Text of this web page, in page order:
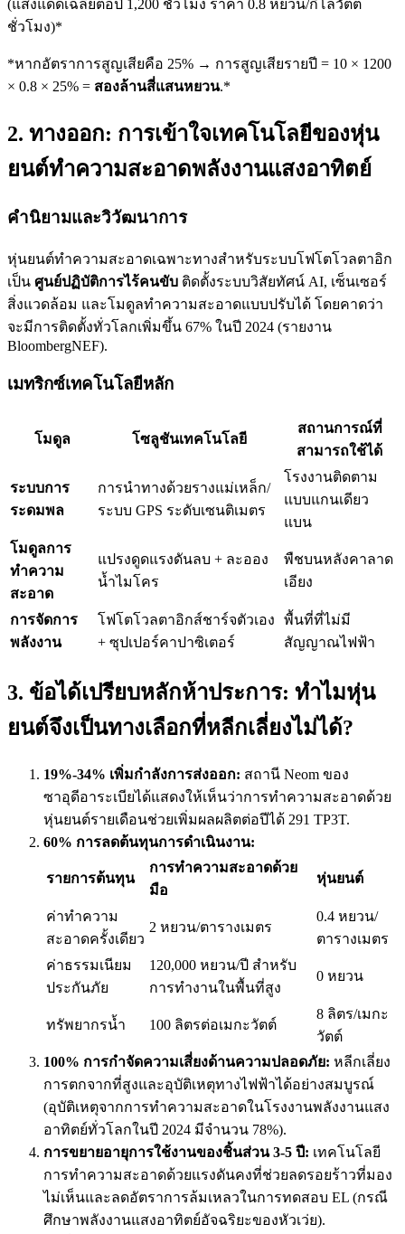
(แสงแดดเฉลี่ยต่อปี 1,200 ชั่วโมง ราคา 0.8 หยวน/กิโลวัตต์
ชั่วโมง)*
*หากอัตราการสูญเสียคือ 25% → การสูญเสียรายปี = 10 × 1200
× 0.8 × 25% = สองล้านสี่แสนหยวน.*
2. ทางออก: การเข้าใจเทคโนโลยีของหุ่น
ยนต์ทำความสะอาดพลังงานแสงอาทิตย์
คำนิยามและวิวัฒนาการ
หุ่นยนต์ทำความสะอาดเฉพาะทางสำหรับระบบโฟโตโวลตาอิก
เป็น ศูนย์ปฏิบัติการไร้คนขับ ติดตั้งระบบวิสัยทัศน์ AI, เซ็นเซอร์
สิ่งแวดล้อม และโมดูลทำความสะอาดแบบปรับได้ โดยคาดว่า
จะมีการติดตั้งทั่วโลกเพิ่มขึ้น 67% ในปี 2024 (รายงาน
BloombergNEF).
เมทริกซ์เทคโนโลยีหลัก
โมดูล โซลูชันเทคโนโลยี
สถานการณ์ที่
สามารถใช้ได้
ระบบการ
ระดมพล
การนำทางด้วยรางแม่เหล็ก/
ระบบ GPS ระดับเซนติเมตร
โรงงานติดตาม
แบบแกนเดียว
แบน
โมดูลการ
ทำความ
สะอาด
แปรงดูดแรงดันลบ + ละออง
น้ำไมโคร
พืชบนหลังคาลาด
เอียง
การจัดการ
พลังงาน
โฟโตโวลตาอิกส์ชาร์จตัวเอง
+ ซุปเปอร์คาปาซิเตอร์
พื้นที่ที่ไม่มี
สัญญาณไฟฟ้า
3. ข้อได้เปรียบหลักห้าประการ: ทำไมหุ่น
ยนต์จึงเป็นทางเลือกที่หลีกเลี่ยงไม่ได้?
19%-34% เพิ่มกำลังการส่งออก: สถานี Neom ของ
ซาอุดีอาระเบียได้แสดงให้เห็นว่าการทำความสะอาดด้วย
หุ่นยนต์รายเดือนช่วยเพิ่มผลผลิตต่อปีได้ 291 TP3T.
60% การลดต้นทุนการดำเนินงาน:
รายการต้นทุน
การทำความสะอาดด้วย
มือ
หุ่นยนต์
ค่าทำความ
สะอาดครั้งเดียว
2 หยวน/ตารางเมตร
0.4 หยวน/
ตารางเมตร
ค่าธรรมเนียม
ประกันภัย
120,000 หยวน/ปี สำหรับ
การทำงานในพื้นที่สูง
0 หยวน
ทรัพยากรน้ำ 100 ลิตรต่อเมกะวัตต์
8 ลิตร/เมกะ
วัตต์
100% การกำจัดความเสี่ยงด้านความปลอดภัย: หลีกเลี่ยง
การตกจากที่สูงและอุบัติเหตุทางไฟฟ้าได้อย่างสมบูรณ์
(อุบัติเหตุจากการทำความสะอาดในโรงงานพลังงานแสง
อาทิตย์ทั่วโลกในปี 2024 มีจำนวน 78%).
การขยายอายุการใช้งานของชิ้นส่วน 3-5 ปี: เทคโนโลยี
การทำความสะอาดด้วยแรงดันคงที่ช่วยลดรอยร้าวที่มอง
ไม่เห็นและลดอัตราการล้มเหลวในการทดสอบ EL (กรณี
ศึกษาพลังงานแสงอาทิตย์อัจฉริยะของหัวเว่ย).